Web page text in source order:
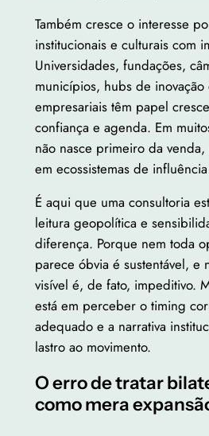
Também cresce o interesse
institucionais e culturais com
Universidades, fundações,
municípios, hubs de
empresariais têm papel
confiança e agenda. Em
não nasce primeiro da
em ecossistemas de
É aqui que uma consultoria
leitura geopolítica e
diferença. Porque nem toda
parece óbvia é sustentável, e
visível é, de fato, impeditivo.
está em perceber o timing
adequado e a narrativa
lastro ao movimento.
O erro de tratar
como mera